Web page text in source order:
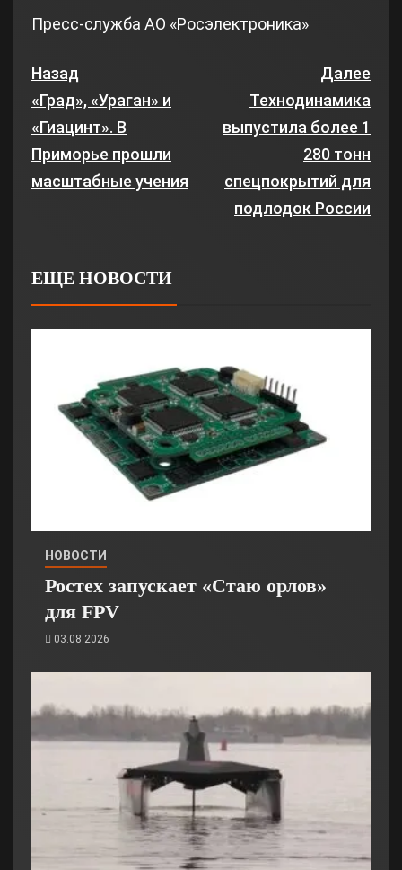
Пресс-служба АО «Росэлектроника»
Назад
«Град», «Ураган» и
«Гиацинт». В
Приморье прошли
масштабные учения
Далее
Технодинамика
выпустила более 1
280 тонн
спецпокрытий для
подлодок России
ЕЩЕ НОВОСТИ
НОВОСТИ
Ростех запускает «Стаю орлов»
для FPV
03.08.2026